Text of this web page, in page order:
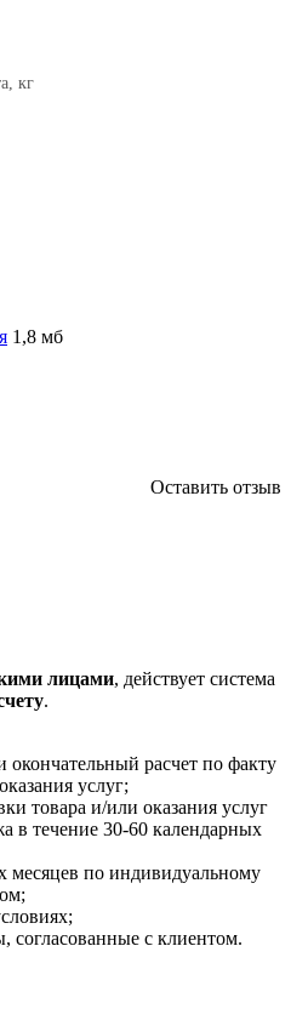
кг
1,8 мб
Оставить отзыв
лицами, действует система
.
окончательный расчет по факту
услуг;
товара и/или оказания услуг
в течение 30-60 календарных
месяцев по индивидуальному
согласованные с клиентом.